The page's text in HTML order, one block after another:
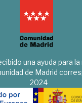
una ayuda para
de Madrid
2024